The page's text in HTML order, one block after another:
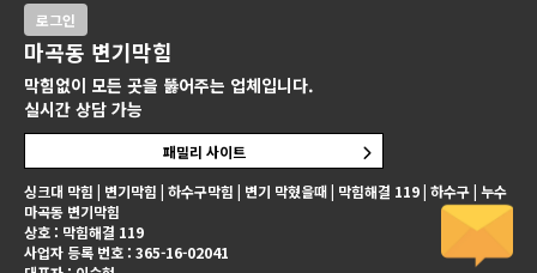
싱크대 막힘 | 변기막힘 | 하수구막힘 | 변기 막혔을때 | 막힘해결 119 | 하수구 | 누수
마곡동 변기막힘
상호 : 막힘해결 119
사업자 등록 번호 : 365-16-02041
로그인
마곡동 변기막힘
막힘없이 모든 곳을 뚫어주는 업체입니다.
실시간 상담 가능
패밀리 사이트